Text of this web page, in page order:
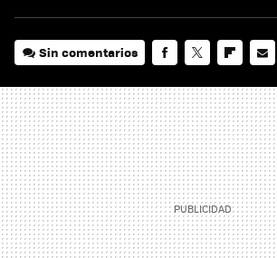
Sin comentarios